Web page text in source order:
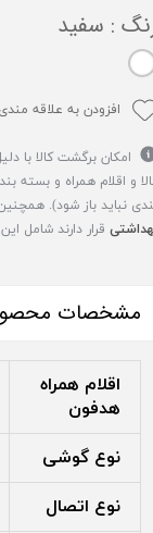
: سفید
افزودن به علاقه
امکان برگشت کالا با
و اقلام همراه و بسته
نباید باز شود).
قرار دارند شامل
مشخصات
اقلام همراه
هدفون
نوع گوشی
نوع اتصال